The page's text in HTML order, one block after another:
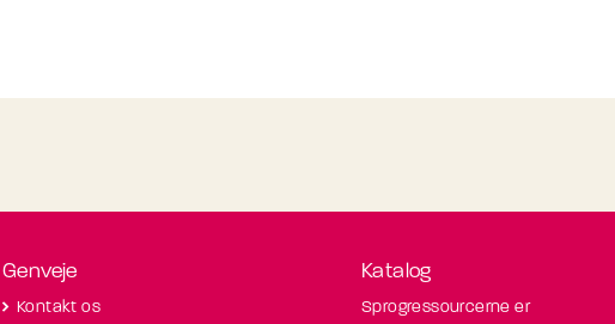
Genveje
Kontakt os
Katalog
Sprogressourcerne er